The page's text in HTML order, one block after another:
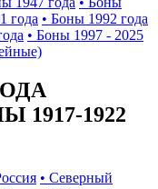
года • Боны 1992 года
• Боны 1997 - 2025
1922
• Северный